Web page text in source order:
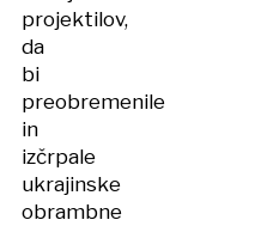
projektilov,
da
bi
preobremenile
in
izčrpale
ukrajinske
obrambne